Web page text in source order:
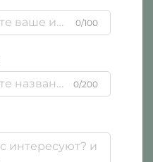
0/100
0/200